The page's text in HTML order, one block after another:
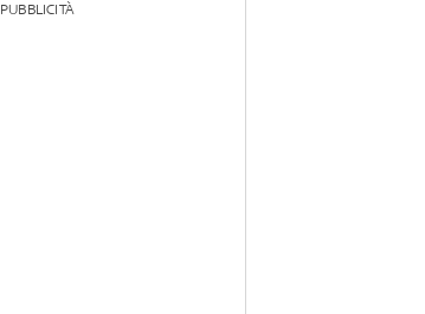
PUBBLICITÀ